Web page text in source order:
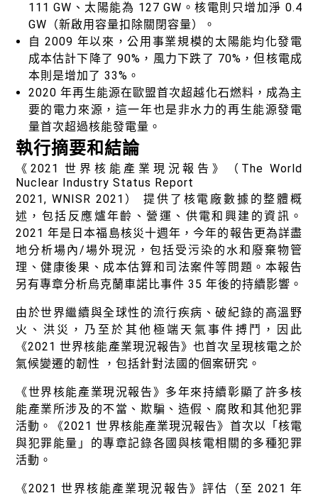
111 GW、太陽能為 127 GW。核電則只增加淨 0.4
GW（新啟用容量扣除關閉容量）。
自 2009 年以來，公用事業規模的太陽能均化發電
成本估計下降了 90%，風力下跌了 70%，但核電成
本則是增加了 33%。
2020 年再生能源在歐盟首次超越化石燃料，成為主
要的電力來源，這一年也是非水力的再生能源發電
量首次超過核能發電量。
執行摘要和結論
《2021 世界核能產業現況報告》（The World
Nuclear Industry Status Report
2021, WNISR 2021） 提供了核電廠數據的整體概
述，包括反應爐年齡、營運、供電和興建的資訊。
2021 年是日本福島核災十週年，今年的報告更為詳盡
地分析場內/場外現況，包括受污染的水和廢棄物管
理、健康後果、成本估算和司法案件等問題。本報告
另有專章分析烏克蘭車諾比事件 35 年後的持續影響。
由於世界繼續與全球性的流行疾病、破紀錄的高溫野
火、洪災，乃至於其他極端天氣事件搏鬥，因此
《2021 世界核能產業現況報告》也首次呈現核電之於
氣候變遷的韌性 ，包括針對法國的個案研究。
《世界核能產業現況報告》多年來持續彰顯了許多核
能產業所涉及的不當、欺騙、造假、腐敗和其他犯罪
活動。《2021 世界核能產業現況報告》首次以「核電
與犯罪能量」的專章記錄各國與核電相關的多種犯罪
活動。
《2021 世界核能產業現況報告》評估（至 2021 年